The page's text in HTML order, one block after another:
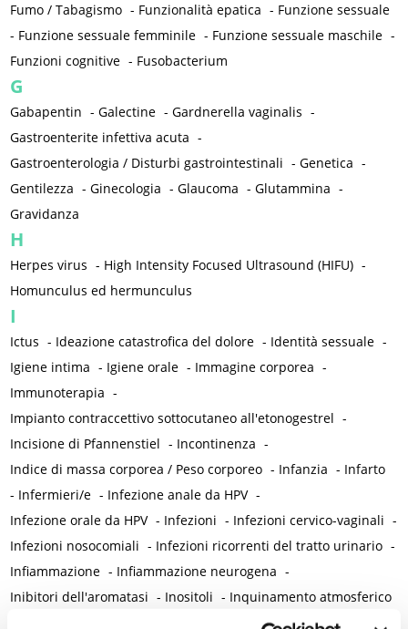
Fumo / Tabagismo - Funzionalità epatica - Funzione sessuale
- Funzione sessuale femminile - Funzione sessuale maschile -
Funzioni cognitive - Fusobacterium
G
Gabapentin -Galectine -Gardnerella vaginalis -
Gastroenterite infettiva acuta -
Gastroenterologia / Disturbi gastrointestinali -Genetica -
Gentilezza -Ginecologia -Glaucoma -Glutammina -
Gravidanza
H
Herpes virus - High Intensity Focused Ultrasound (HIFU) -
Homunculus ed hermunculus
I
Ictus - Ideazione catastrofica del dolore - Identità sessuale -
Igiene intima - Igiene orale - Immagine corporea -
Immunoterapia -
Impianto contraccettivo sottocutaneo all'etonogestrel -
Incisione di Pfannenstiel - Incontinenza -
Indice di massa corporea / Peso corporeo - Infanzia - Infarto
- Infermieri/e - Infezione anale da HPV -
Infezione orale da HPV - Infezioni - Infezioni cervico-vaginali -
Infezioni nosocomiali - Infezioni ricorrenti del tratto urinario -
Infiammazione - Infiammazione neurogena -
Inibitori dell'aromatasi - Inositoli - Inquinamento atmosferico
-Insulino-resistenza